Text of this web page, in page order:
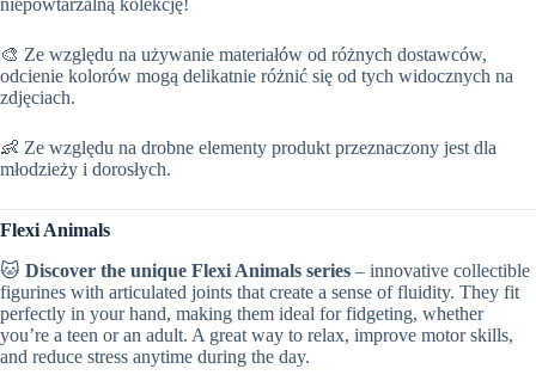
🎨 Ze względu na używanie materiałów od różnych dostawców,
odcienie kolorów mogą delikatnie różnić się od tych widocznych na
zdjęciach.
👶 Ze względu na drobne elementy produkt przeznaczony jest dla
młodzieży i dorosłych.
Flexi Animals
🐱 Discover the unique Flexi Animals series – innovative collectible
figurines with articulated joints that create a sense of fluidity. They fit
perfectly in your hand, making them ideal for fidgeting, whether
you’re a teen or an adult. A great way to relax, improve motor skills,
and reduce stress anytime during the day.